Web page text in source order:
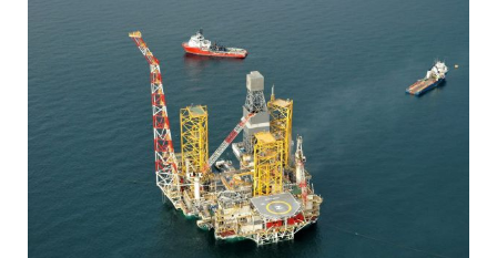
approvisionnements énergétiques russes, selon
l'édition 2025 du rapport sur les perspectives de la
demande pétrolière mondiale de l'OPEP.